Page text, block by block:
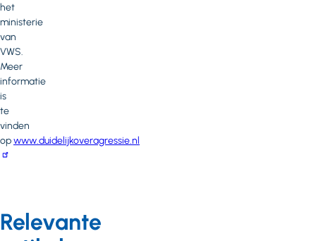
het
ministerie
van
VWS.
Meer
informatie
is
te
vinden
opwww.duidelijkoveragressie.nl
Relevante